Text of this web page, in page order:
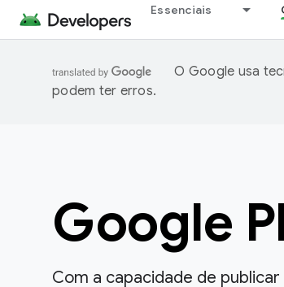
Essenciais
O Google usa
podem ter erros.
Google
Com a capacidade de